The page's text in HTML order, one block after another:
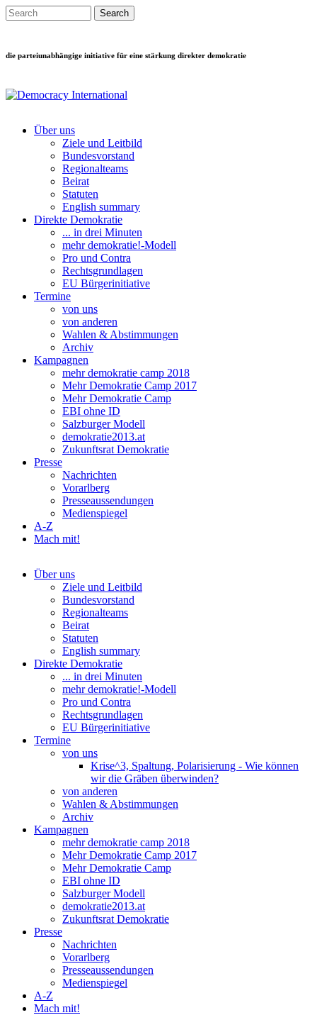
Direkt zum Inhalt
Search this site
die parteiunabhängige initiative für eine stärkung direkter demokratie
Main menu
Über uns
Ziele und Leitbild
Bundesvorstand
Regionalteams
Beirat
Statuten
English summary
Direkte Demokratie
... in drei Minuten
mehr demokratie!-Modell
Pro und Contra
Rechtsgrundlagen
EU Bürgerinitiative
Termine
von uns
von anderen
Wahlen & Abstimmungen
Archiv
Kampagnen
mehr demokratie camp 2018
Mehr Demokratie Camp 2017
Mehr Demokratie Camp
EBI ohne ID
Salzburger Modell
demokratie2013.at
Zukunftsrat Demokratie
Presse
Nachrichten
Vorarlberg
Presseaussendungen
Medienspiegel
A-Z
Mach mit!
Über uns
Ziele und Leitbild
Bundesvorstand
Regionalteams
Beirat
Statuten
English summary
Direkte Demokratie
... in drei Minuten
mehr demokratie!-Modell
Pro und Contra
Rechtsgrundlagen
EU Bürgerinitiative
Termine
von uns
Krise^3, Spaltung, Polarisierung - Wie können
wir die Gräben überwinden?
von anderen
Wahlen & Abstimmungen
Archiv
Kampagnen
mehr demokratie camp 2018
Mehr Demokratie Camp 2017
Mehr Demokratie Camp
EBI ohne ID
Salzburger Modell
demokratie2013.at
Zukunftsrat Demokratie
Presse
Nachrichten
Vorarlberg
Presseaussendungen
Medienspiegel
A-Z
Mach mit!